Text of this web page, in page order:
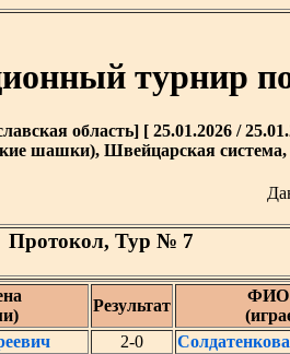
турнир
область] [ 25.01.2026 /
шашки), Швейцарская
Протокол, Тур № 7
Результат
ФИО
2-0